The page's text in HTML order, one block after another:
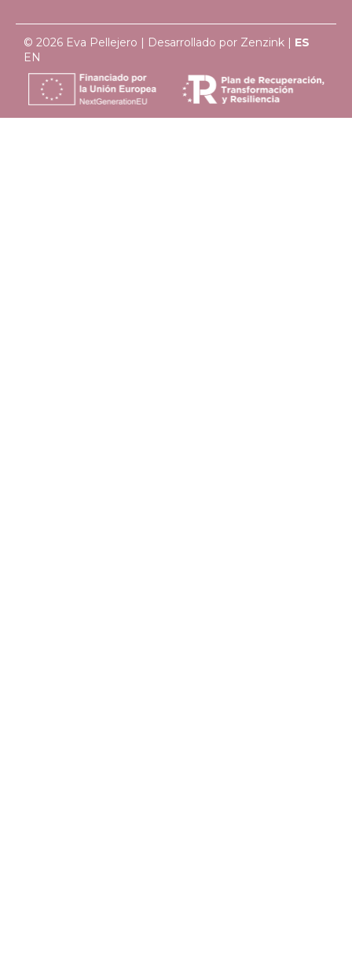
© 2026 Eva Pellejero | Desarrollado por Zenzink | ES
EN